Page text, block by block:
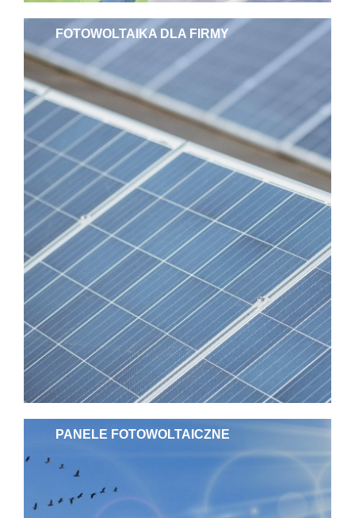
FOTOWOLTAIKA DLA FIRMY
PANELE FOTOWOLTAICZNE